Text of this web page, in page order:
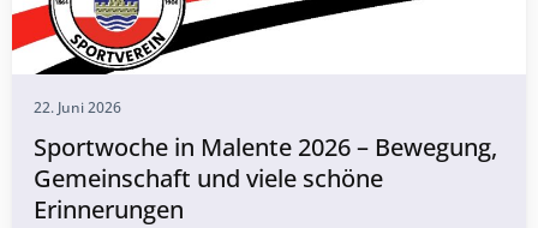
22. Juni 2026
Sportwoche in Malente 2026 – Bewegung,
Gemeinschaft und viele schöne
Erinnerungen